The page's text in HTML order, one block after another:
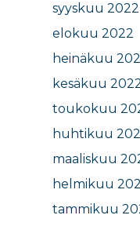
syyskuu 2022
elokuu 2022
heinäkuu
kesäkuu
toukokuu
huhtikuu
maaliskuu
helmikuu
tammikuu